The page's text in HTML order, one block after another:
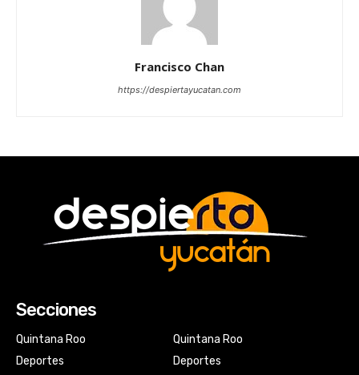
Francisco Chan
https://despiertayucatan.com
Secciones
Quintana Roo
Deportes
Quintana Roo
Deportes